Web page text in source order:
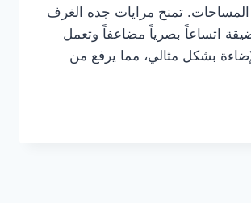
المساحات. تمنح مرايات جده الغرف
اتساعاً بصرياً مضاعفاً وتعمل
بشكل مثالي، مما يرفع من